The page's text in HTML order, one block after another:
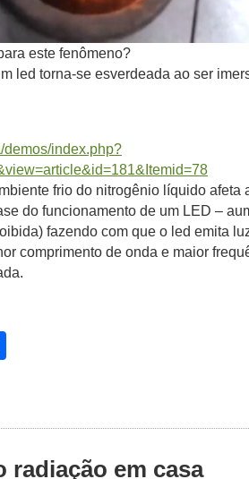
este fenômeno?
led torna-se esverdeada ao ser
demos/index.php?
frio do nitrogênio líquido afeta
do funcionamento de um LED –
fazendo com que o led emita
comprimento de onda e maior
radiação em casa